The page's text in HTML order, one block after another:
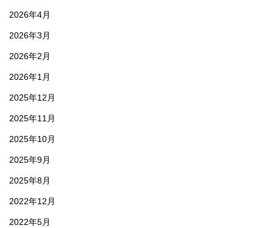
2026年4月
2026年3月
2026年2月
2026年1月
2025年12月
2025年11月
2025年10月
2025年9月
2025年8月
2022年12月
2022年5月